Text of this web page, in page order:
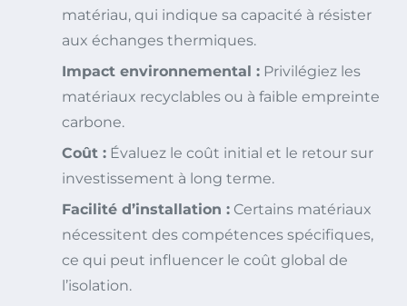
matériau, qui indique sa capacité à résister
aux échanges thermiques.
Impact environnemental : Privilégiez les
matériaux recyclables ou à faible empreinte
carbone.
Coût : Évaluez le coût initial et le retour sur
investissement à long terme.
Facilité d’installation : Certains matériaux
nécessitent des compétences spécifiques,
ce qui peut influencer le coût global de
l’isolation.